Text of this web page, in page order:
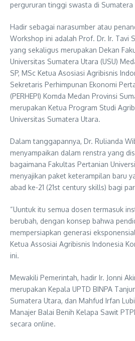
pergururan tinggi swasta di Sumatera
Hadir sebagai narasumber atau
Workshop ini adalah Prof. Dr. Ir. Tavi
yang sekaligus merupakan Dekan
Universitas Sumatera Utara (USU)
SP, MSc Ketua Asosiasi Agribisnis
Sekretaris Perhimpunan Ekonomi
(PERHEPI) Komda Medan Provinsi
merupakan Ketua Program Studi
Universitas Sumatera Utara.
Dalam tanggapannya, Dr. Rulianda
menyampaikan dalam renstra yang
bagaimana Fakultas Pertanian
menyajikan paket keterampilan baru
abad ke-21 (21st century skills) bagi
“Uuntuk itu semua dosen termasuk
berubah, dengan konsep bahwa
mempersiapkan generasi
Ketua Assosiai Agribisnis Indonesia
ini.
Mewakili Pemerintah, hadir Ir. Jonni
merupakan Kepala UPTD BINPA
Sumatera Utara, dan Mahfud Irfan
Manajer Balai Benih Kelapa Sawit
secara online.